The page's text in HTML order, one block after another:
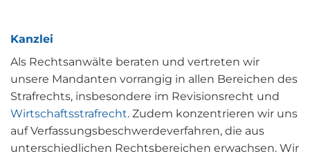
Kanzlei
Als Rechtsanwälte beraten und vertreten wir
unsere Mandanten vorrangig in allen Bereichen des
Strafrechts, insbesondere im Revisionsrecht und
Wirtschaftsstrafrecht. Zudem konzentrieren wir uns
auf Verfassungsbeschwerdeverfahren, die aus
unterschiedlichen Rechtsbereichen erwachsen. Wir